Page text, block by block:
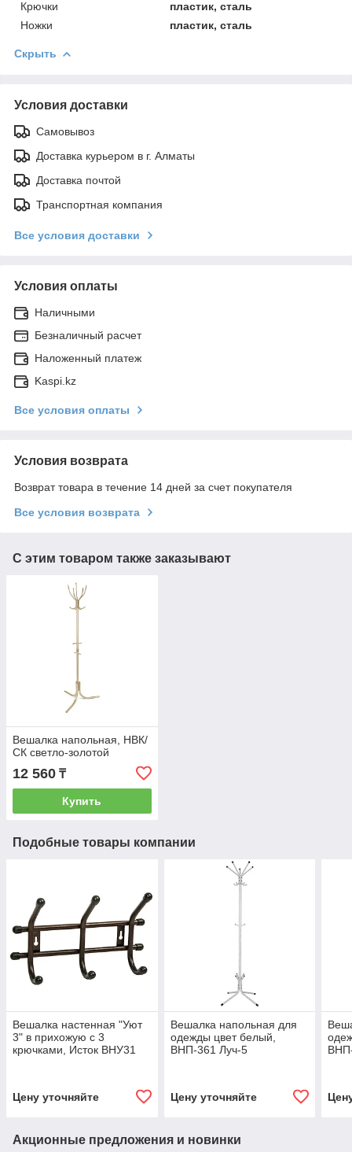
Крючки
пластик, сталь
Ножки
пластик, сталь
Скрыть
Условия доставки
Самовывоз
Доставка курьером в г. Алматы
Доставка почтой
Транспортная компания
Все условия доставки
Условия оплаты
Наличными
Безналичный расчет
Наложенный платеж
Kaspi.kz
Все условия оплаты
Условия возврата
Возврат товара в течение 14 дней за счет покупателя
Все условия возврата
С этим товаром также заказывают
Вешалка напольная, НВК/
СК светло-золотой
12 560 ₸
Купить
Подобные товары компании
Вешалка настенная "Уют
3" в прихожую с 3
крючками, Исток ВНУ31
Цену уточняйте
Вешалка напольная для
одежды цвет белый,
ВНП-361 Луч-5
Цену уточняйте
Акционные предложения и новинки